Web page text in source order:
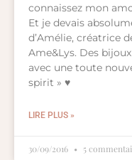
connaissez mon
Et je devais
d’Amélie, créatrice
Ame&Lys. Des
avec une toute
spirit » ♥
LIRE PLUS »
30/09/2016 5